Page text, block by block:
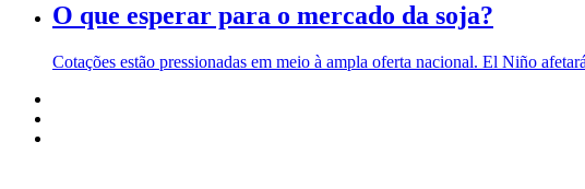
O que esperar para o mercado da soja?
Cotações estão pressionadas em meio à ampla oferta nacional. El Niño